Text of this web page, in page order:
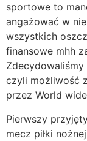
sportowe to
angażować w
wszystkich
finansowe mhh
Zdecydowaliśmy
czyli możliwość
przez World
Pierwszy
mecz piłki